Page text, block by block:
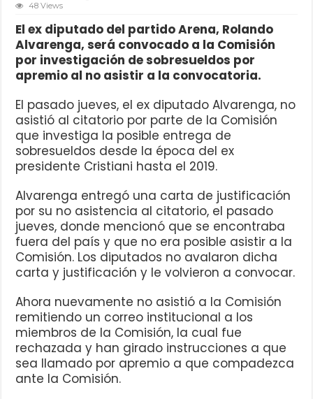
48 Views
El ex diputado del partido Arena, Rolando
Alvarenga, será convocado a la Comisión
por investigación de sobresueldos por
apremio al no asistir a la convocatoria.
El pasado jueves, el ex diputado Alvarenga, no
asistió al citatorio por parte de la Comisión
que investiga la posible entrega de
sobresueldos desde la época del ex
presidente Cristiani hasta el 2019.
Alvarenga entregó una carta de justificación
por su no asistencia al citatorio, el pasado
jueves, donde mencionó que se encontraba
fuera del país y que no era posible asistir a la
Comisión. Los diputados no avalaron dicha
carta y justificación y le volvieron a convocar.
Ahora nuevamente no asistió a la Comisión
remitiendo un correo institucional a los
miembros de la Comisión, la cual fue
rechazada y han girado instrucciones a que
sea llamado por apremio a que compadezca
ante la Comisión.